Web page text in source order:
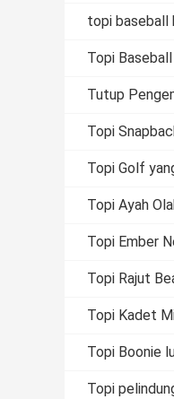
topi baseball
Topi Baseball
Tutup
Topi
Topi Golf
Topi Ayah
Topi Ember
Topi Rajut
Topi Kadet
Topi Boonie
Topi